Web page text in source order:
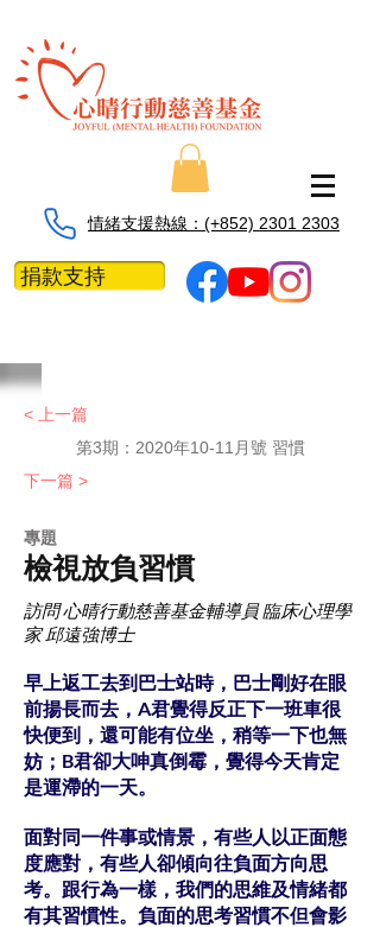
情緒支援熱線：​​(+852) 2301 2303
捐款支持
< 上一篇
第3期：2020年10-11月號 習慣
下一篇 >
專題
檢視放負習慣
訪問 心晴行動慈善基金輔導員 臨床心理學
家 邱遠強博士
早上返工去到巴士站時，巴士剛好在眼
前揚長而去，A君覺得反正下一班車很
快便到，還可能有位坐，稍等一下也無
妨；B君卻大呻真倒霉，覺得今天肯定
是運滯的一天。
面對同一件事或情景，有些人以正面態
度應對，有些人卻傾向往負面方向思
考。跟行為一樣，我們的思維及情緒都
有其習慣性。負面的思考習慣不但會影